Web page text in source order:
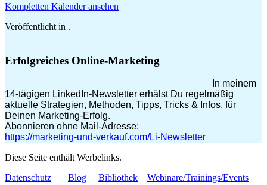
Kompletten Kalender ansehen
Veröffentlicht in .
Erfolgreiches Online-Marketing
In meinem
14-tägigen LinkedIn-Newsletter erhälst Du regelmäßig
aktuelle Strategien, Methoden, Tipps, Tricks & Infos. für
Deinen Marketing-Erfolg.
Abonnieren ohne Mail-Adresse:
https://marketing-und-verkauf.com/Li-Newsletter
Diese Seite enthält Werbelinks.
Datenschutz
Blog Bibliothek
Webinare/Trainings/Events